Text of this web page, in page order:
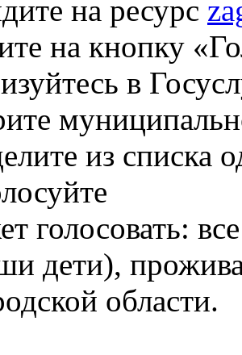
на ресурс
на кнопку
в
из списка
голосовать:
дети),
области.